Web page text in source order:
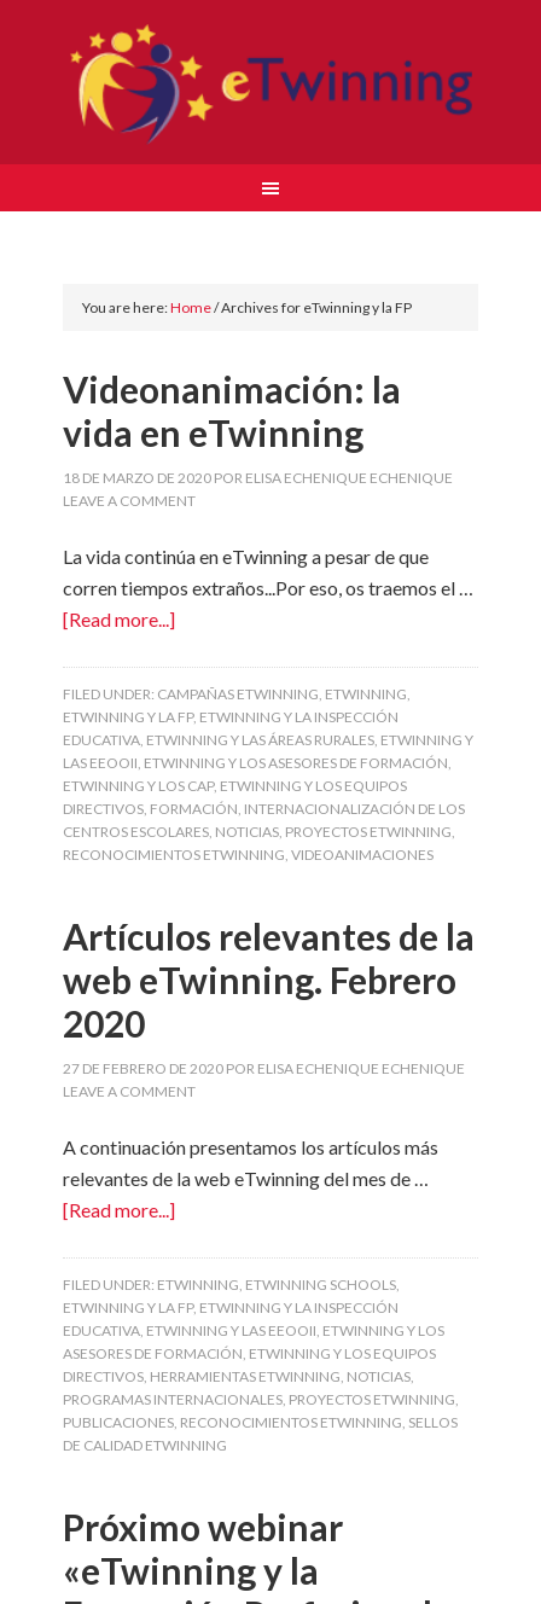
You are here:Home/Archives for eTwinning y la FP
Videonanimación: la
vida en eTwinning
18 DE MARZO DE 2020 POR ELISA ECHENIQUE ECHENIQUE
LEAVE A COMMENT
La vida continúa en eTwinning a pesar de que
corren tiempos extraños...Por eso, os traemos el …
[Read more...]
FILED UNDER: CAMPAÑAS ETWINNING, ETWINNING,
ETWINNING Y LA FP, ETWINNING Y LA INSPECCIÓN
EDUCATIVA, ETWINNING Y LAS ÁREAS RURALES, ETWINNING Y
LAS EEOOII, ETWINNING Y LOS ASESORES DE FORMACIÓN,
ETWINNING Y LOS CAP, ETWINNING Y LOS EQUIPOS
DIRECTIVOS, FORMACIÓN, INTERNACIONALIZACIÓN DE LOS
CENTROS ESCOLARES, NOTICIAS, PROYECTOS ETWINNING,
RECONOCIMIENTOS ETWINNING,VIDEOANIMACIONES
Artículos relevantes de la
web eTwinning. Febrero
2020
27 DE FEBRERO DE 2020 POR ELISA ECHENIQUE ECHENIQUE
LEAVE A COMMENT
A continuación presentamos los artículos más
relevantes de la web eTwinning del mes de …
[Read more...]
FILED UNDER: ETWINNING, ETWINNING SCHOOLS,
ETWINNING Y LA FP, ETWINNING Y LA INSPECCIÓN
EDUCATIVA, ETWINNING Y LAS EEOOII, ETWINNING Y LOS
ASESORES DE FORMACIÓN, ETWINNING Y LOS EQUIPOS
DIRECTIVOS, HERRAMIENTAS ETWINNING, NOTICIAS,
PROGRAMAS INTERNACIONALES, PROYECTOS ETWINNING,
PUBLICACIONES, RECONOCIMIENTOS ETWINNING, SELLOS
DE CALIDAD ETWINNING
Próximo webinar
«eTwinning y la